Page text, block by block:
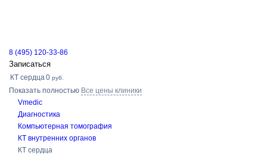
8 (495) 120-33-86
Записаться
КТ сердца0 руб.
Показать полностью Все цены клиники
Vmedic
Диагностика
Компьютерная томография
КТ внутренних органов
КТ сердца